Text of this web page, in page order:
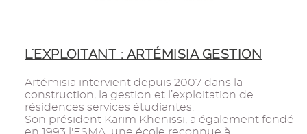
L'EXPLOITANT : ARTÉMISIA GESTION
Artémisia intervient depuis 2007 dans la
construction, la gestion et l’exploitation de
résidences services étudiantes.
Son président Karim Khenissi, a également fondé